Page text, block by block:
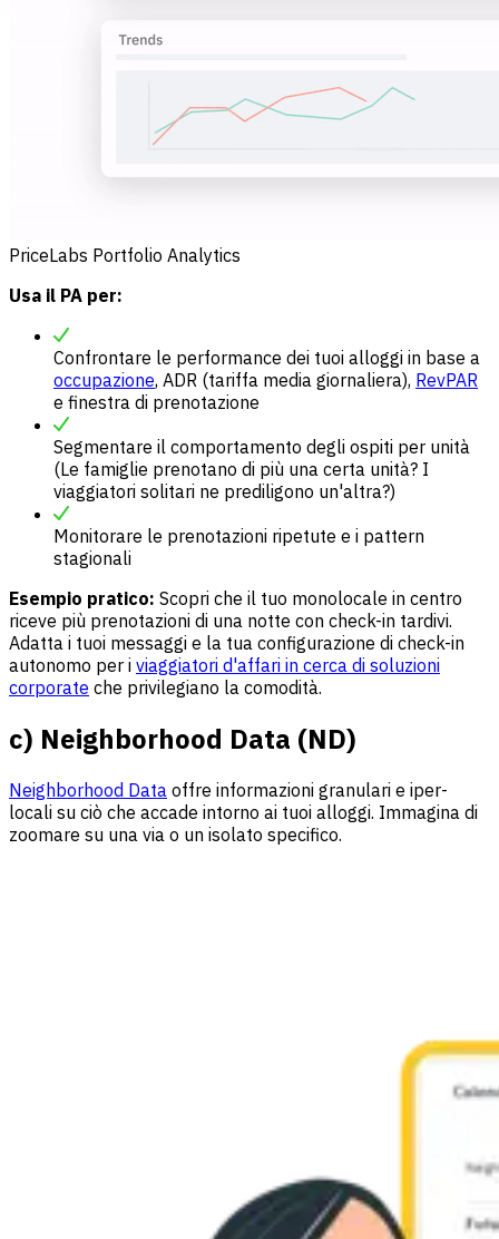
PriceLabs Portfolio Analytics
Usa il PA per:
Confrontare le performance dei tuoi alloggi in base a
occupazione, ADR (tariffa media giornaliera), RevPAR
e finestra di prenotazione
Segmentare il comportamento degli ospiti per unità
(Le famiglie prenotano di più una certa unità? I
viaggiatori solitari ne prediligono un'altra?)
Monitorare le prenotazioni ripetute e i pattern
stagionali
Esempio pratico: Scopri che il tuo monolocale in centro
riceve più prenotazioni di una notte con check-in tardivi.
Adatta i tuoi messaggi e la tua configurazione di check-in
autonomo per i viaggiatori d'affari in cerca di soluzioni
corporate che privilegiano la comodità.
c) Neighborhood Data (ND)
Neighborhood Data offre informazioni granulari e iper-
locali su ciò che accade intorno ai tuoi alloggi. Immagina di
zoomare su una via o un isolato specifico.